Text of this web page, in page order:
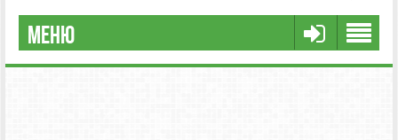
МЕНЮ
РЕГИСТРАЦИЯ